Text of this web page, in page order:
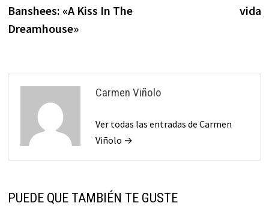
entradas
Banshees: «A Kiss In The
Dreamhouse»
vida
Carmen Viñolo
Ver todas las entradas de Carmen
Viñolo →
PUEDE QUE TAMBIÉN TE GUSTE